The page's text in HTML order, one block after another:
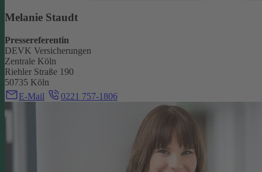
Melanie Staudt
Pressereferentin
DEVK Versicherungen
Zentrale Köln
Riehler Straße 190
50735 Köln
E-Mail
0221 757-1806